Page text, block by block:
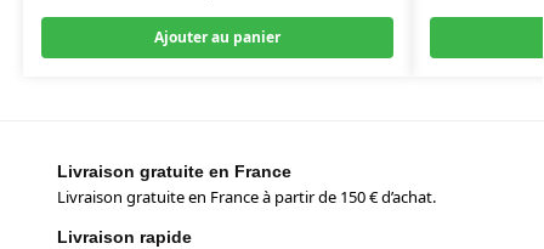
Ajouter au panier
Livraison gratuite en France
Livraison gratuite en France à partir de 150 € d’achat.
Livraison rapide